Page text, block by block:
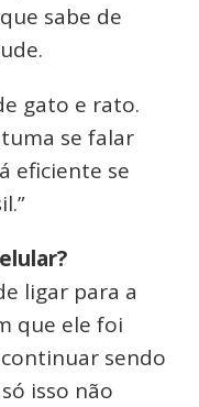
sabe de
gato e rato.
se falar
eficiente se
ligar para a
que ele foi
sendo
isso não